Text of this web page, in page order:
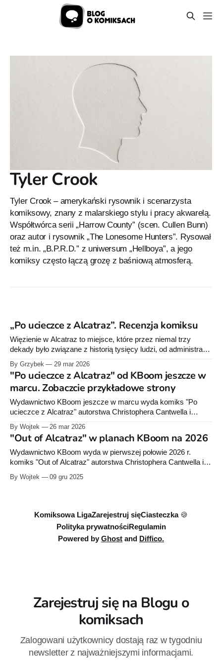
Tyler Crook
Tyler Crook – amerykański rysownik i scenarzysta
komiksowy, znany z malarskiego stylu i pracy akwarelą.
Współtwórca serii „Harrow County” (scen. Cullen Bunn)
oraz autor i rysownik „The Lonesome Hunters”. Rysował
też m.in. „B.P.R.D.” z uniwersum „Hellboya”, a jego
komiksy często łączą grozę z baśniową atmosferą.
„Po ucieczce z Alcatraz”. Recenzja komiksu
Więzienie w Alcatraz to miejsce, które przez niemal trzy
dekady było związane z historią tysięcy ludzi, od administracji
po tych, którzy trafiali tu za karę. Wyspa była znana jako
Wyspa Głuptaków, Skała, czy po prostu punkt na mapie, z
którego nie było ucieczki. W ciągu 29 lat funkcjonowania
odnotowano 14
By Grzybek 29 mar 2026
"Po ucieczce z Alcatraz" od KBoom jeszcze w
marcu. Zobaczcie przykładowe strony
Wydawnictwo KBoom jeszcze w marcu wyda komiks "Po
ucieczce z Alcatraz" autorstwa Christophera Cantwella i
Tylera Crooka. Poniżej możecie zobaczyć przykładowe
plansze.
By Wojtek 26 mar 2026
"Out of Alcatraz" w planach KBoom na 2026
Wydawnictwo KBoom wyda w pierwszej połowie 2026 r.
komiks "Out of Alcatraz" autorstwa Christophera Cantwella i
Tylera Crooka. Komiks opowiada o ucieczcie z Alcatraz -
najcięższego więzienia w Stanach Zjednoczonych.
By Wojtek 09 gru 2025
Komiksowa LigaZarejestruj sięCiasteczka 🍪
Polityka prywatnościRegulamin
Powered by Ghost and Diffico.
Zarejestruj się na Blogu o
komiksach
Zalogowani użytkownicy dostają raz w tygodniu
newsletter z najważniejszymi informacjami.